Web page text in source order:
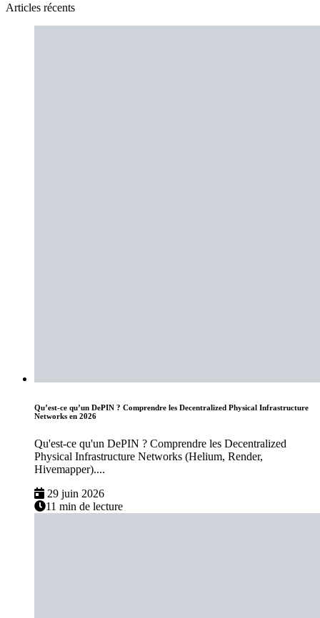
Articles récents
Qu’est-ce qu’un DePIN ? Comprendre les Decentralized Physical Infrastructure
Networks en 2026
Qu'est-ce qu'un DePIN ? Comprendre les Decentralized
Physical Infrastructure Networks (Helium, Render,
Hivemapper)....
29 juin 2026
11 min de lecture